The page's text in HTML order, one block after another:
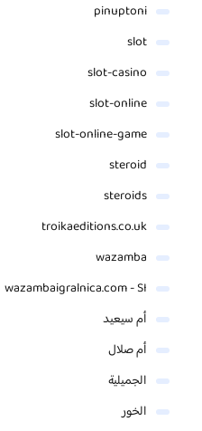
pinuptoni
slot
slot-casino
slot-online
slot-online-game
steroid
steroids
troikaeditions.co.uk
wazamba
wazambaigralnica.com - SI
أم سيعيد
أم صلال
الجميلية
الخور